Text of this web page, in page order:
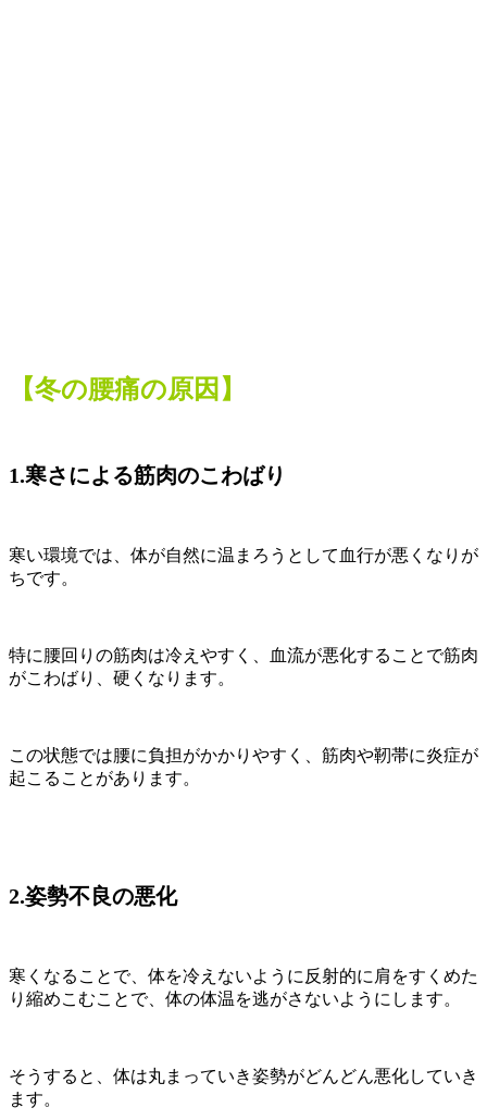
【冬の腰痛の原因】
1.寒さによる筋肉のこわばり
寒い環境では、体が自然に温まろうとして血行が悪くなりが
ちです。
特に腰回りの筋肉は冷えやすく、血流が悪化することで筋肉
がこわばり、硬くなります。
この状態では腰に負担がかかりやすく、筋肉や靭帯に炎症が
起こることがあります。
2.姿勢不良の悪化
寒くなることで、体を冷えないように反射的に肩をすくめた
り縮めこむことで、体の体温を逃がさないようにします。
そうすると、体は丸まっていき姿勢がどんどん悪化していき
ます。